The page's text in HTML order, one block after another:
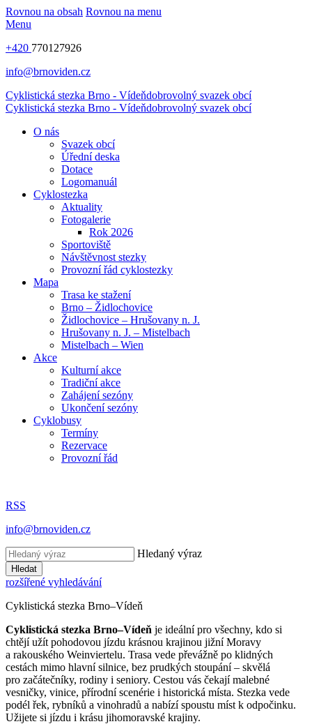
Rovnou na obsah Rovnou na menu
Menu
+420 770127926
info@brnoviden.cz
Cyklistická stezka Brno - Vídeňdobrovolný svazek obcí
Cyklistická stezka Brno - Vídeňdobrovolný svazek obcí
O nás
Svazek obcí
Úřední deska
Dotace
Logomanuál
Cyklostezka
Aktuality
Fotogalerie
Rok 2026
Sportoviště
Návštěvnost stezky
Provozní řád cyklostezky
Mapa
Trasa ke stažení
Brno – Židlochovice
Židlochovice – Hrušovany n. J.
Hrušovany n. J. – Mistelbach
Mistelbach – Wien
Akce
Kulturní akce
Tradiční akce
Zahájení sezóny
Ukončení sezóny
Cyklobusy
Termíny
Rezervace
Provozní řád
RSS
info@brnoviden.cz
Hledaný výraz
Hledat
rozšířené vyhledávání
Cyklistická stezka Brno–Vídeň
Cyklistická stezka Brno–Vídeň je ideální pro všechny, kdo si
chtějí užít pohodovou jízdu krásnou krajinou jižní Moravy
a rakouského Weinviertelu. Trasa vede převážně po klidných
cestách mimo hlavní silnice, bez prudkých stoupání – skvělá
pro začátečníky, rodiny i seniory. Cestou vás čekají malebné
vesničky, vinice, přírodní scenérie i historická místa. Stezka vede
podél řek, rybníků a vinohradů a nabízí spoustu míst k odpočinku.
Užijete si jízdu i krásu jihomoravské krajiny.